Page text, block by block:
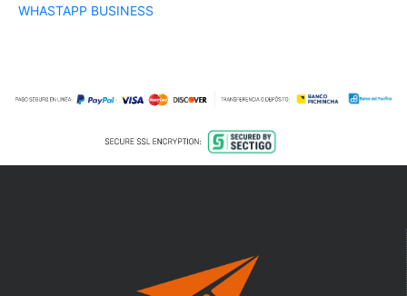
WHASTAPP BUSINESS